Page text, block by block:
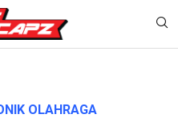
OLAHRAGA